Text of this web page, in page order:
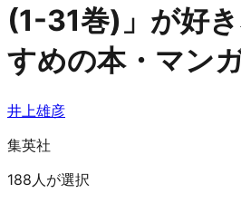
(1-31巻) 」が好
すめの本・マン
井上雄彦
集英社
188人が選択